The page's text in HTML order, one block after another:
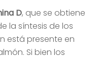
D, que se obtiene
la síntesis de los
está presente en
Si bien los